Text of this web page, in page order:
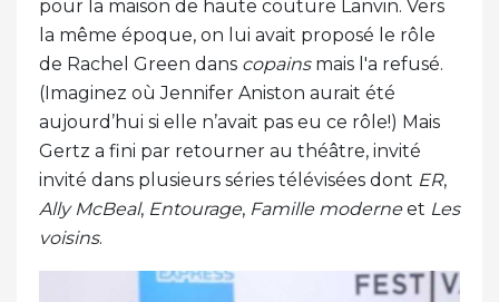
pour la maison de haute couture Lanvin. Vers
la même époque, on lui avait proposé le rôle
de Rachel Green dans copainsmais l'a refusé.
(Imaginez où Jennifer Aniston aurait été
aujourd’hui si elle n’avait pas eu ce rôle!) Mais
Gertz a fini par retourner au théâtre, invité
invité dans plusieurs séries télévisées dont ER,
Ally McBeal, Entourage, Famille moderneet Les
voisins.